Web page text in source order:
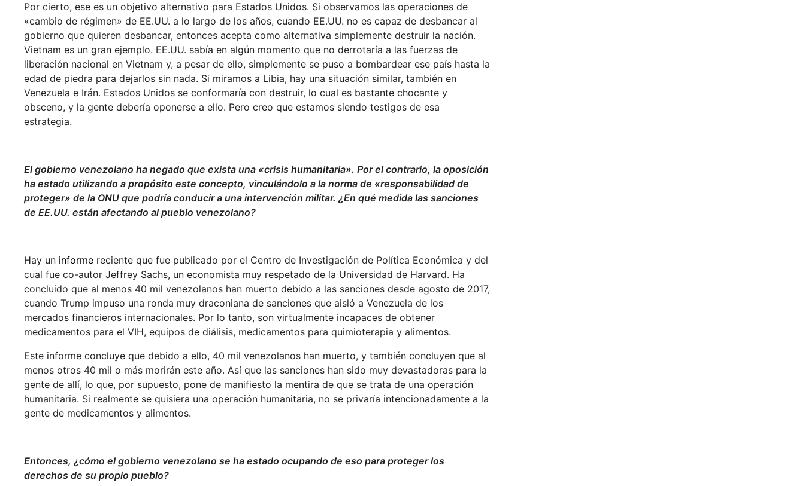
Por cierto, ese es un objetivo alternativo para Estados Unidos. Si observamos las operaciones de
«cambio de régimen» de EE.UU. a lo largo de los años, cuando EE.UU. no es capaz de desbancar al
gobierno que quieren desbancar, entonces acepta como alternativa simplemente destruir la nación.
Vietnam es un gran ejemplo. EE.UU. sabía en algún momento que no derrotaría a las fuerzas de
liberación nacional en Vietnam y, a pesar de ello, simplemente se puso a bombardear ese país hasta la
edad de piedra para dejarlos sin nada. Si miramos a Libia, hay una situación similar, también en
Venezuela e Irán. Estados Unidos se conformaría con destruir, lo cual es bastante chocante y
obsceno, y la gente debería oponerse a ello. Pero creo que estamos siendo testigos de esa
estrategia.
El gobierno venezolano ha negado que exista una «crisis humanitaria». Por el contrario, la oposición
ha estado utilizando a propósito este concepto, vinculándolo a la norma de «responsabilidad de
proteger» de la ONU que podría conducir a una intervención militar. ¿En qué medida las sanciones
de EE.UU. están afectando al pueblo venezolano?
Hay un informe reciente que fue publicado por el Centro de Investigación de Política Económica y del
cual fue co-autor Jeffrey Sachs, un economista muy respetado de la Universidad de Harvard. Ha
concluido que al menos 40 mil venezolanos han muerto debido a las sanciones desde agosto de 2017,
cuando Trump impuso una ronda muy draconiana de sanciones que aisló a Venezuela de los
mercados financieros internacionales. Por lo tanto, son virtualmente incapaces de obtener
medicamentos para el VIH, equipos de diálisis, medicamentos para quimioterapia y alimentos.
Este informe concluye que debido a ello, 40 mil venezolanos han muerto, y también concluyen que al
menos otros 40 mil o más morirán este año. Así que las sanciones han sido muy devastadoras para la
gente de allí, lo que, por supuesto, pone de manifiesto la mentira de que se trata de una operación
humanitaria. Si realmente se quisiera una operación humanitaria, no se privaría intencionadamente a la
gente de medicamentos y alimentos.
Entonces,¿cómo el gobierno venezolano se ha estado ocupando de eso para proteger los
derechos de su propio pueblo?